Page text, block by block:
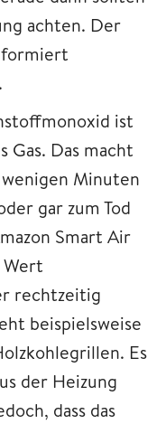
achten. Der
ist
Gas. Das macht
Minuten
gar zum Tod
Smart Air
rechtzeitig
beispielsweise
Es
der Heizung
dass das